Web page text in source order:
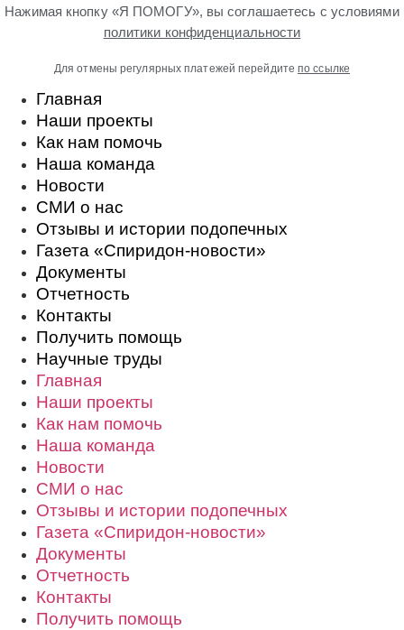
Нажимая кнопку «Я ПОМОГУ», вы соглашаетесь с условиями
политики конфиденциальности
Для отмены регулярных платежей перейдитепо ссылке
Главная
Наши проекты
Как нам помочь
Наша команда
Новости
СМИ о нас
Отзывы и истории подопечных
Газета «Спиридон-новости»
Документы
Отчетность
Контакты
Получить помощь
Научные труды
Главная
Наши проекты
Как нам помочь
Наша команда
Новости
СМИ о нас
Отзывы и истории подопечных
Газета «Спиридон-новости»
Документы
Отчетность
Контакты
Получить помощь